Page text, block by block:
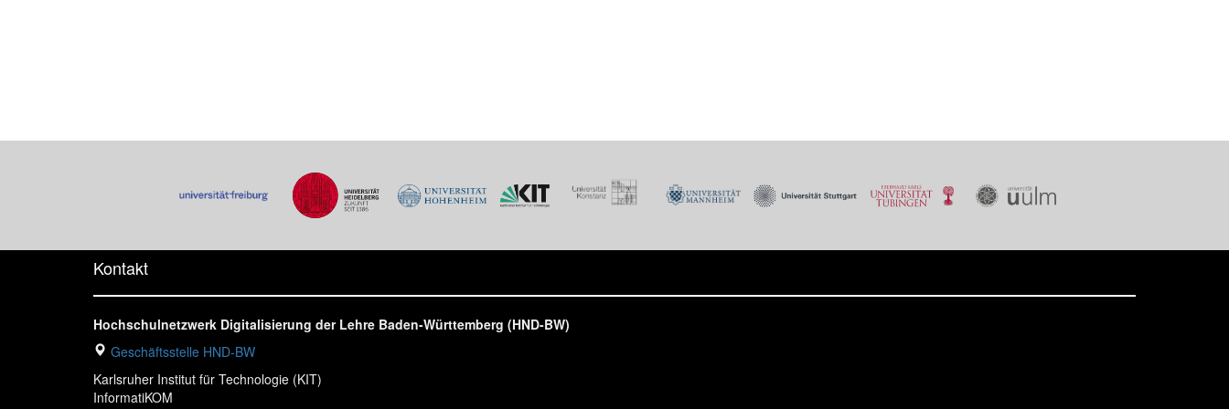
Kontakt
Hochschulnetzwerk Digitalisierung der Lehre Baden-Württemberg (HND-BW)
Geschäftsstelle HND-BW
Karlsruher Institut für Technologie (KIT)
InformatiKOM